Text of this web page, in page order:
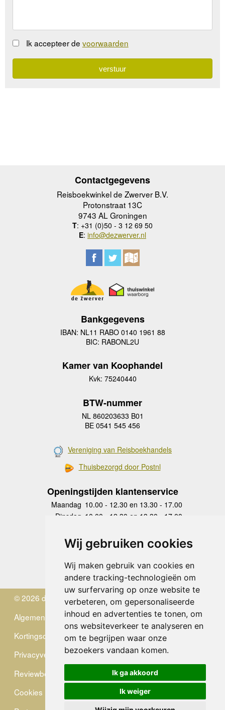
Wij gebruiken cookies
Wij maken gebruik van cookies en
andere tracking-technologieën om
uw surfervaring op onze website te
verbeteren, om gepersonaliseerde
inhoud en advertenties te tonen, om
ons websiteverkeer te analyseren en
om te begrijpen waar onze
bezoekers vandaan komen.
Ik ga akkoord
Ik weiger
Ik accepteer de voorwaarden
Contactgegevens
Reisboekwinkel de Zwerver B.V.
Protonstraat 13C
9743 AL Groningen
T: +31 (0)50 - 3 12 69 50
E: info@dezwerver.nl
Bankgegevens
IBAN: NL11 RABO 0140 1961 88
BIC: RABONL2U
Kamer van Koophandel
Kvk: 75240440
BTW-nummer
NL 860203633 B01
BE 0541 545 456
Vereniging van Reisboekhandels
Thuisbezorgd door Postnl
Openingstijden klantenservice
Maandag 10.00 - 12.30 en 13.30 - 17.00
Dinsdag 10.00 - 12.30 en 13.30 - 17.00
Donderdag
10.00 - 12.30 en 13.30 - 17.00
Vrijdag 10.00 - 12.30 en 13.30 - 17.00
Zaterdag
gesloten
Zondag gesloten
© 2026 de Zwerver
Algemene Voorwaarden
Kortingscode
Privacyverklaring
Reviewbeleid
Cookies